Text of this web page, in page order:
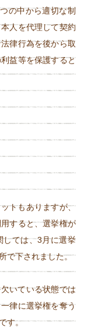
の中から適切な制
人を代理して契約
律行為を後から取
益等を保護すると
トもありますが、
すると、選挙権が
しては、3月に選挙
で下されました。
いている状態では
律に選挙権を奪う
す。